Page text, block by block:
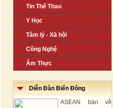
Tin Thể Thao
Y Học
Tâm lý - Xã hội
Công Nghệ
Ẩm Thực
Diễn Đàn Biển Đông
ASEAN bàn về